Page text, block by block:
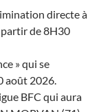
directe à
de 8H30
» qui se
août 2026.
BFC qui aura